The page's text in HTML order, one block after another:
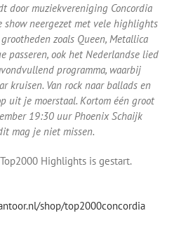
door muziekvereniging Concordia
show neergezet met vele highlights
zoals Queen, Metallica
passeren, ook het Nederlandse lied
programma, waarbij
kruisen. Van rock naar ballads en
uit je moerstaal. Kortom één groot
19:30 uur Phoenix Schaijk
mag je niet missen.
Highlights is gestart.
shop/top2000concordia